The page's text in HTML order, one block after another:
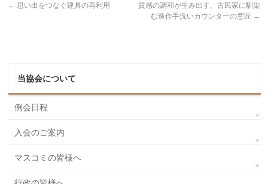
← 思い出をつなぐ建具の再利用
質感の調和が生み出す、古民家に馴染
む造作手洗いカウンターの意匠 →
当協会について
例会日程
入会のご案内
マスコミの皆様へ